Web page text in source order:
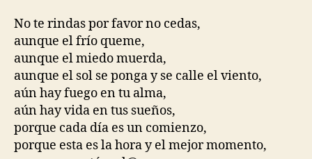
No te rindas por favor no cedas,
aunque el frío queme,
aunque el miedo muerda,
aunque el sol se ponga y se calle el viento,
aún hay fuego en tu alma,
aún hay vida en tus sueños,
porque cada día es un comienzo,
porque esta es la hora y el mejor momento,